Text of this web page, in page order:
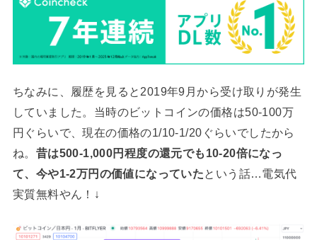
ちなみに、履歴を見ると2019年9月から受け取りが発生
していました。当時のビットコインの価格は50-100万
円ぐらいで、現在の価格の1/10-1/20ぐらいでしたから
ね。 昔は500-1,000円程度の還元でも10-20倍になっ
て、今や1-2万円の価値になっていたという話…電気代
実質無料やん！↓